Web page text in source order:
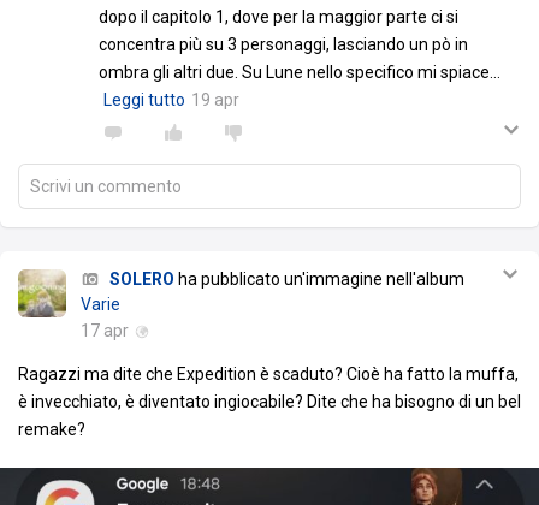
dopo il capitolo 1, dove per la maggior parte ci si
concentra più su 3 personaggi, lasciando un pò in
ombra gli altri due. Su Lune nello specifico mi spiace
Leggi tutto 19 apr
Scrivi un commento
SOLERO ha pubblicato un'immagine nell'album
Varie
17 apr
Ragazzi ma dite che Expedition è scaduto? Cioè ha fatto la muffa,
è invecchiato, è diventato ingiocabile? Dite che ha bisogno di un bel
remake?